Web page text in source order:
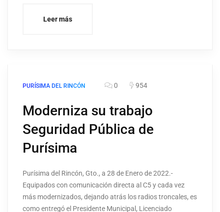
Leer más
PURÍSIMA DEL RINCÓN 0 954
Moderniza su trabajo
Seguridad Pública de
Purísima
Purísima del Rincón, Gto., a 28 de Enero de 2022.-
Equipados con comunicación directa al C5 y cada vez
más modernizados, dejando atrás los radios troncales, es
como entregó el Presidente Municipal, Licenciado